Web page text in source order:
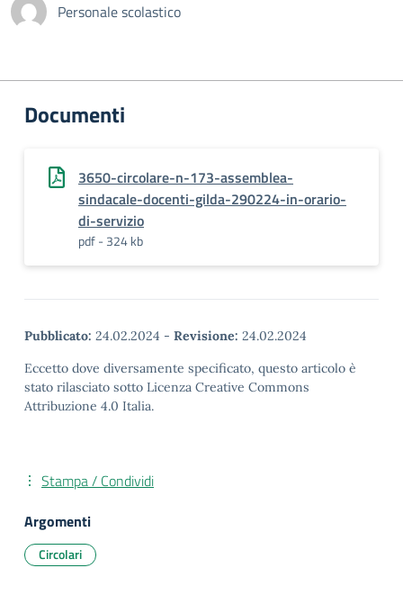
Personale scolastico
Documenti
3650-circolare-n-173-assemblea-
sindacale-docenti-gilda-290224-in-orario-
di-servizio
pdf - 324 kb
Pubblicato: 24.02.2024 - Revisione: 24.02.2024
Eccetto dove diversamente specificato, questo articolo è
stato rilasciato sotto Licenza Creative Commons
Attribuzione 4.0 Italia.
Stampa / Condividi
Argomenti
Circolari